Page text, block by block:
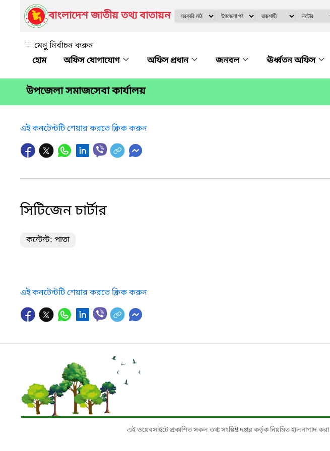
বাংলাদেশ জাতীয় তথ্য বাতায়ন
মেনু নির্বাচন করুন
অফিস যোগাযোগ
অফিস প্রধান জনবল ঊর্ধ্বতন অফিস
উপজেলা সমাজসেবা কার্যালয়
এই কনটেন্টটি শেয়ার করতে ক্লিক করুন
সিটিজেন চার্টার
কন্টেন্ট: পাতা
এই কনটেন্টটি শেয়ার করতে ক্লিক করুন
এই ওয়েবসাইটে প্রকাশিত সকল তথ্য সংশ্লিষ্ট দপ্তর কর্তৃক নিয়মিত হালনাগাদ করা